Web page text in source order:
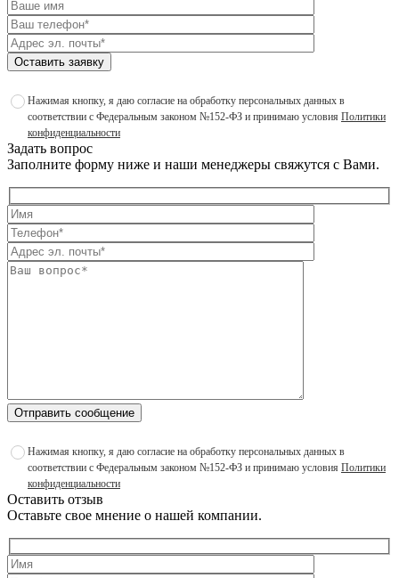
Оставить заявку
Нажимая кнопку, я даю согласие на обработку персональных данных в
соответствии с Федеральным законом №152-ФЗ и принимаю условия Политики
конфиденциальности
Задать вопрос
Заполните форму ниже и наши менеджеры свяжутся с Вами.
Отправить сообщение
Нажимая кнопку, я даю согласие на обработку персональных данных в
соответствии с Федеральным законом №152-ФЗ и принимаю условия Политики
конфиденциальности
Оставить отзыв
Оставьте свое мнение о нашей компании.